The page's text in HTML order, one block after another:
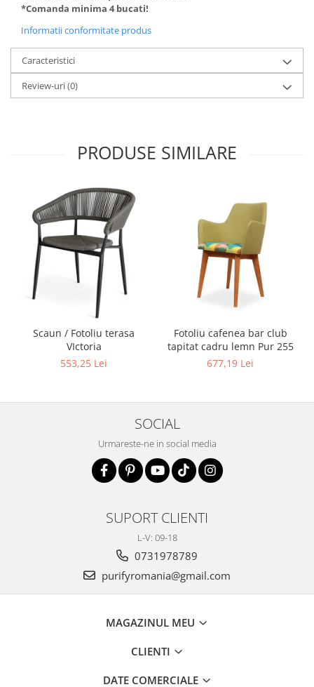
*Comanda minima 4 bucati!
Informatii conformitate produs
Caracteristici
Review-uri(0)
PRODUSE SIMILARE
Scaun / Fotoliu terasa
VIctoria
553,25 Lei
Fotoliu cafenea bar club
tapitat cadru lemn Pur 255
677,19 Lei
SOCIAL
Urmareste-ne in social media
SUPORT CLIENTI
L-V: 09-18
0731978789
purifyromania@gmail.com
MAGAZINUL MEU
CLIENTI
DATE COMERCIALE